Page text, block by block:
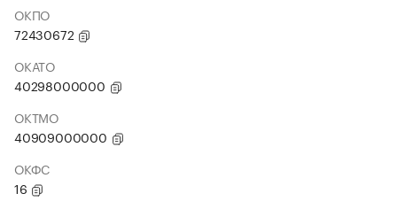
ОКПО
72430672
ОКАТО
40298000000
ОКТМО
40909000000
ОКФС
16